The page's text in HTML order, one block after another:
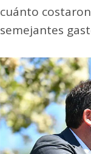
cuánto
semejantes